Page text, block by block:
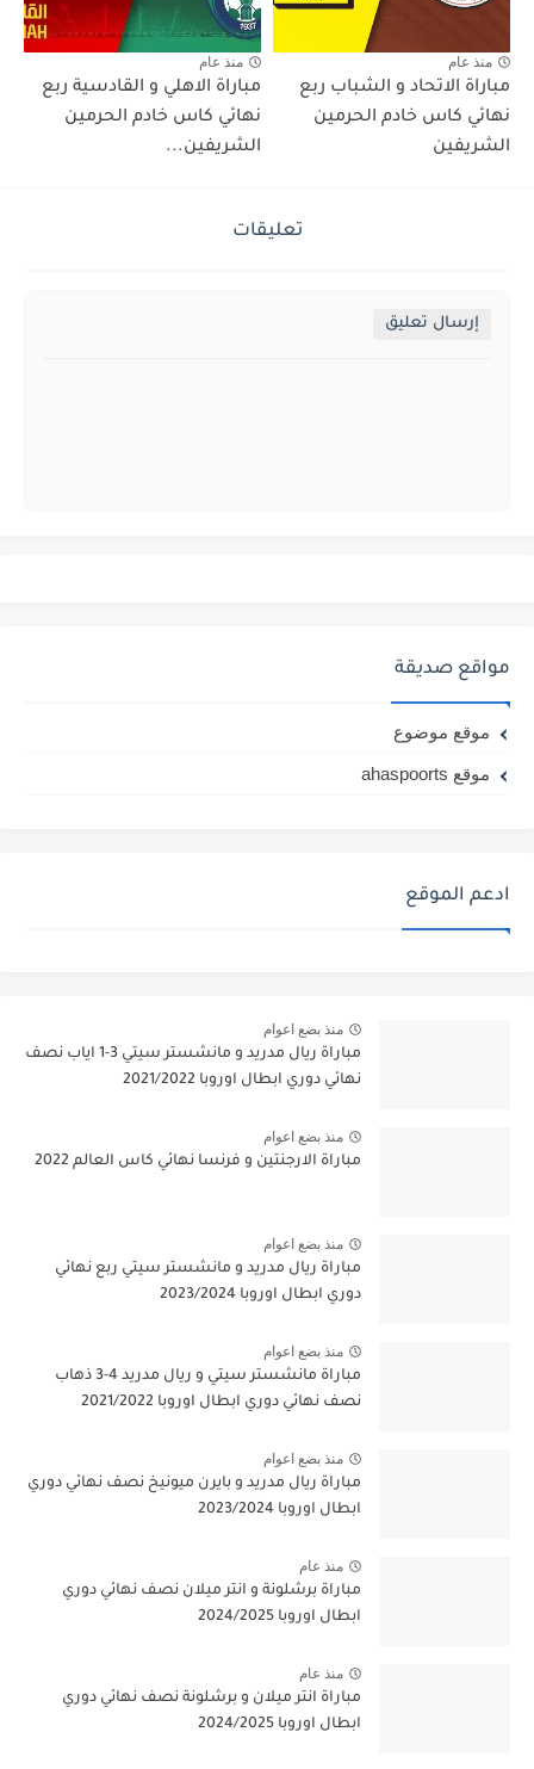
منذ عام
مباراة الاتحاد و الشباب ربع
نهائي كاس خادم الحرمين
الشريفين
منذ عام
مباراة الاهلي و القادسية ربع
نهائي كاس خادم الحرمين
الشريفين...
تعليقات
إرسال تعليق
مواقع صديقة
موقع موضوع
موقع ahaspoorts
ادعم الموقع
منذ بضع اعوام
مباراة ريال مدريد و مانشستر سيتي 3-1 اياب نصف
نهائي دوري ابطال اوروبا 2021/2022
منذ بضع اعوام
مباراة الارجنتين و فرنسا نهائي كاس العالم 2022
منذ بضع اعوام
مباراة ريال مدريد و مانشستر سيتي ربع نهائي
دوري ابطال اوروبا 2023/2024
منذ بضع اعوام
مباراة مانشستر سيتي و ريال مدريد 4-3 ذهاب
نصف نهائي دوري ابطال اوروبا 2021/2022
منذ بضع اعوام
مباراة ريال مدريد و بايرن ميونيخ نصف نهائي دوري
ابطال اوروبا 2023/2024
منذ عام
مباراة برشلونة و انتر ميلان نصف نهائي دوري
ابطال اوروبا 2024/2025
منذ عام
مباراة انتر ميلان و برشلونة نصف نهائي دوري
ابطال اوروبا 2024/2025